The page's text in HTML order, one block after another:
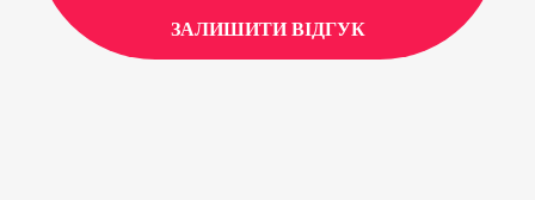
ЗАЛИШИТИ ВІДГУК